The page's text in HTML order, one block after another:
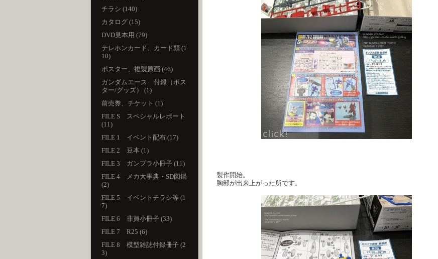
チラシ (140)
カタログ (15)
DVD見本用 (79)
テレホンカード、カード類 (1
10)
ポスター、複製原画 (46)
ガンダムエース 付録（ポス
ター/グッズ） (1)
前売券、チケット (1)
FILE S スペシャルレポート
(11)
FILE 1 イベント配布 (17)
FILE 2 豆本 (1)
FILE 3 ガンプラ小冊子 (11)
FILE 4 メカ大事典・SD図鑑
(2)
FILE 5 イベントチラシ等 (1
7)
FILE 6 非買小冊子 (33)
FILE 7 R25 (6)
FILE 8 模型雑誌付録冊子 (2
3)
製作開始。
胸部が出来上がった所です。